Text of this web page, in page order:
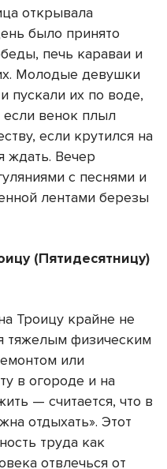
открывала
было принято
печь караваи и
Молодые девушки
пускали их по воде,
если венок плыл
если крутился на
ждать. Вечер
с песнями и
лентами березы
(Пятидесятницу)
Троицу крайне не
тяжелым физическим
или
в огороде и на
— считается, что в
отдыхать». Этот
труда как
отвлечься от